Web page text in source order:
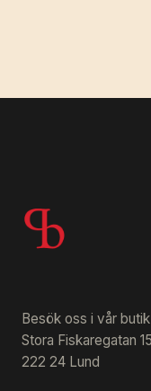
Besök oss i vår butik
Stora Fiskaregatan 15
222 24 Lund